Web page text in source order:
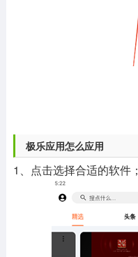
极乐应用怎么应用
1、点击选择合适的软件；